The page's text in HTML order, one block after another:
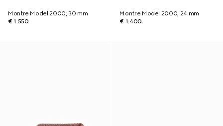
Montre Model 2000, 30 mm
€ 1.550
Montre Model 2000, 24 mm
€ 1.400